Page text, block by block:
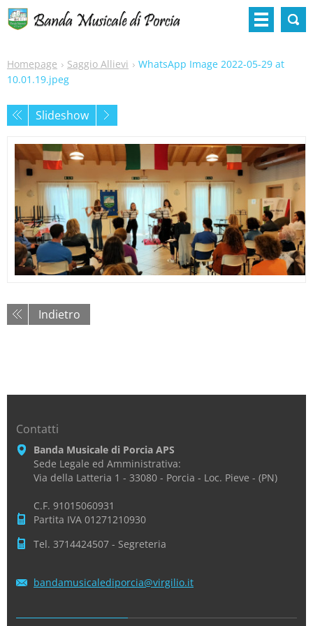
Homepage Saggio Allievi
WhatsApp Image 2022-05-29 at
10.01.19.jpeg
Slideshow
Indietro
Contatti
Banda Musicale di Porcia APS
Sede Legale ed Amministrativa:
Via della Latteria 1 - 33080 - Porcia - Loc. Pieve - (PN)
C.F. 91015060931
Partita IVA 01271210930
Tel. 3714424507 - Segreteria
bandamusicalediporcia@virgilio.it